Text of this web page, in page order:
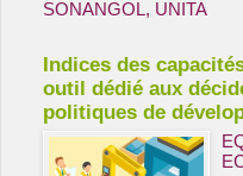
SONANGOL, UNITA
Indices des
outil dédié aux
politiques de